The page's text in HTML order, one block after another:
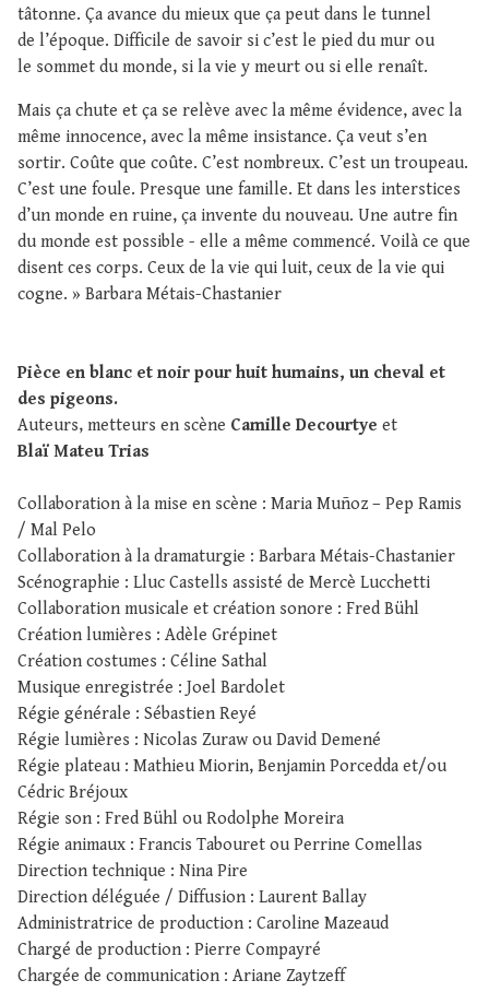
tâtonne. Ça avance du mieux que ça peut dans le tunnel
de l’époque. Difficile de savoir si c’est le pied du mur ou
le sommet du monde, si la vie y meurt ou si elle renaît.
Mais ça chute et ça se relève avec la même évidence, avec la
même innocence, avec la même insistance. Ça veut s’en
sortir. Coûte que coûte. C’est nombreux. C’est un troupeau.
C’est une foule. Presque une famille. Et dans les interstices
d’un monde en ruine, ça invente du nouveau. Une autre fin
du monde est possible - elle a même commencé. Voilà ce que
disent ces corps. Ceux de la vie qui luit, ceux de la vie qui
cogne. » Barbara Métais-Chastanier
Pièce en blanc et noir pour huit humains, un cheval et
des pigeons.
Auteurs, metteurs en scène Camille Decourtye et
Blaï Mateu Trias
Collaboration à la mise en scène : Maria Muñoz – Pep Ramis
/ Mal Pelo
Collaboration à la dramaturgie : Barbara Métais-Chastanier
Scénographie : Lluc Castells assisté de Mercè Lucchetti
Collaboration musicale et création sonore : Fred Bühl
Création lumières : Adèle Grépinet
Création costumes : Céline Sathal
Musique enregistrée : Joel Bardolet
Régie générale : Sébastien Reyé
Régie lumières : Nicolas Zuraw ou David Demené
Régie plateau : Mathieu Miorin, Benjamin Porcedda et/ou
Cédric Bréjoux
Régie son : Fred Bühl ou Rodolphe Moreira
Régie animaux : Francis Tabouret ou Perrine Comellas
Direction technique : Nina Pire
Direction déléguée / Diffusion : Laurent Ballay
Administratrice de production : Caroline Mazeaud
Chargé de production : Pierre Compayré
Chargée de communication : Ariane Zaytzeff